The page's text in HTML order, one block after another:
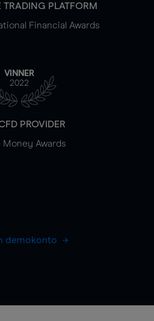
TRADING PLATFORM
Financial Awards
VINNER
2022
PROVIDER
Money Awards
demokonto